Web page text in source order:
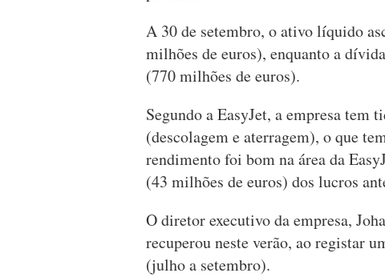
A 30 de setembro, o ativo líquido
milhões de euros), enquanto a
(770 milhões de euros).
Segundo a EasyJet, a empresa
(descolagem e aterragem), o que
rendimento foi bom na área da
(43 milhões de euros) dos lucros
O diretor executivo da empresa,
recuperou neste verão, ao registar
(julho a setembro).